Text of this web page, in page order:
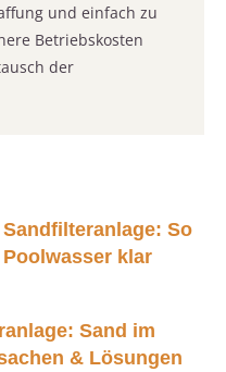
und einfach zu
Betriebskosten
der
So
klar
Sand im
& Lösungen